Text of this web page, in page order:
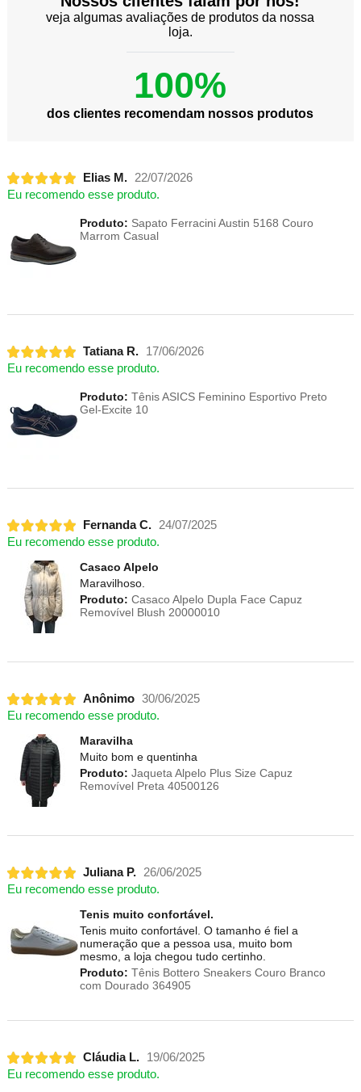
veja algumas avaliações de produtos da nossa
loja.
100%
dos clientes recomendam nossos produtos
Elias M.
22/07/2026
Eu recomendo esse produto.
Produto: Sapato Ferracini Austin 5168 Couro
Marrom Casual
Tatiana R.
17/06/2026
Eu recomendo esse produto.
Produto: Tênis ASICS Feminino Esportivo Preto
Gel-Excite 10
Fernanda C.
24/07/2025
Eu recomendo esse produto.
Casaco Alpelo
Maravilhoso.
Produto: Casaco Alpelo Dupla Face Capuz
Removível Blush 20000010
Anônimo 30/06/2025
Eu recomendo esse produto.
Maravilha
Muito bom e quentinha
Produto: Jaqueta Alpelo Plus Size Capuz
Removível Preta 40500126
Juliana P.
26/06/2025
Eu recomendo esse produto.
Tenis muito confortável.
Tenis muito confortável. O tamanho é fiel a
numeração que a pessoa usa, muito bom
mesmo, a loja chegou tudo certinho.
Produto: Tênis Bottero Sneakers Couro Branco
com Dourado 364905
Cláudia L.
19/06/2025
Eu recomendo esse produto.